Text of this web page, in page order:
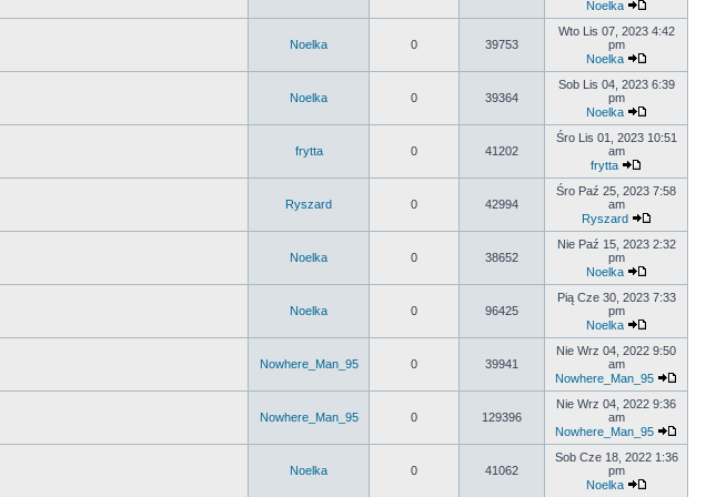
Noelka
Noelka 0 39753
Wto Lis 07, 2023 4:42
pm
Noelka
Noelka 0 39364
Sob Lis 04, 2023 6:39
pm
Noelka
frytta 0 41202
Śro Lis 01, 2023 10:51
am
frytta
Ryszard 0 42994
Śro Paź 25, 2023 7:58
am
Ryszard
Noelka 0 38652
Nie Paź 15, 2023 2:32
pm
Noelka
Noelka 0 96425
Pią Cze 30, 2023 7:33
pm
Noelka
Nowhere_Man_95 0 39941
Nie Wrz 04, 2022 9:50
am
Nowhere_Man_95
Nowhere_Man_95 0 129396
Nie Wrz 04, 2022 9:36
am
Nowhere_Man_95
Noelka 0 41062
Sob Cze 18, 2022 1:36
pm
Noelka